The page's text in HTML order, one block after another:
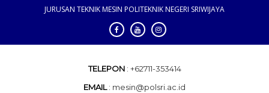
JURUSAN TEKNIK MESIN POLITEKNIK NEGERI SRIWIJAYA
Teknik Mesin
TELEPON +62711-353414
EMAIL
mesin@polsri.ac.id